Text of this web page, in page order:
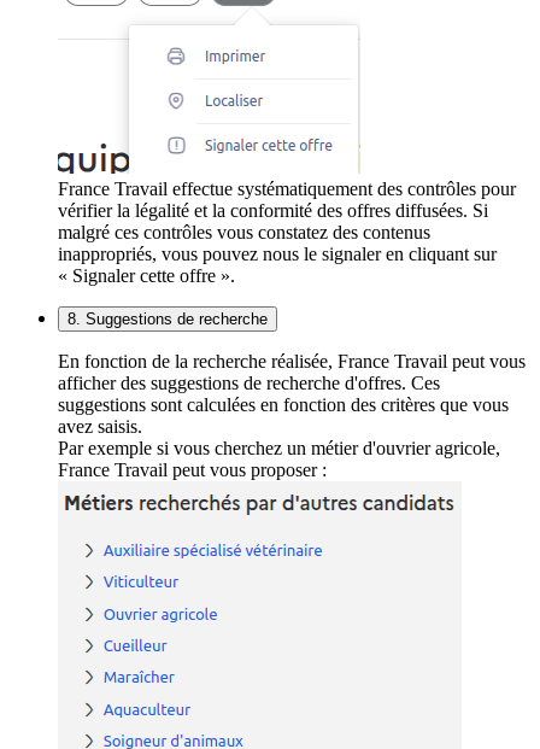
France Travail effectue systématiquement des contrôles pour
vérifier la légalité et la conformité des offres diffusées. Si
malgré ces contrôles vous constatez des contenus
inappropriés, vous pouvez nous le signaler en cliquant sur
« Signaler cette offre ».
8. Suggestions de recherche
En fonction de la recherche réalisée, France Travail peut vous
afficher des suggestions de recherche d'offres. Ces
suggestions sont calculées en fonction des critères que vous
avez saisis.
Par exemple si vous cherchez un métier d'ouvrier agricole,
France Travail peut vous proposer :